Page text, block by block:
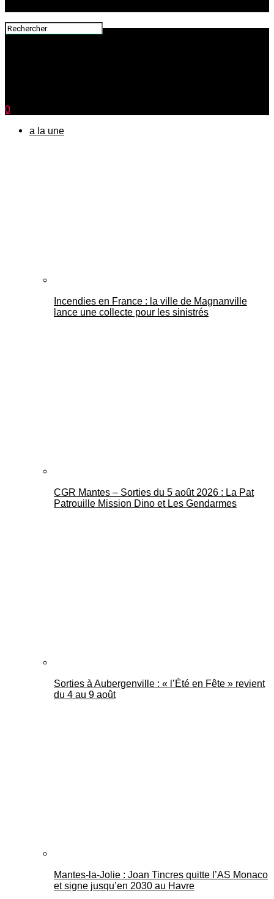
Mantes Actu
0
a la une
Incendies en France : la ville de Magnanville
lance une collecte pour les sinistrés
CGR Mantes – Sorties du 5 août 2026 : La Pat
Patrouille Mission Dino et Les Gendarmes
Sorties à Aubergenville : « l’Été en Fête » revient
du 4 au 9 août
Mantes-la-Jolie : Joan Tincres quitte l’AS Monaco
et signe jusqu’en 2030 au Havre